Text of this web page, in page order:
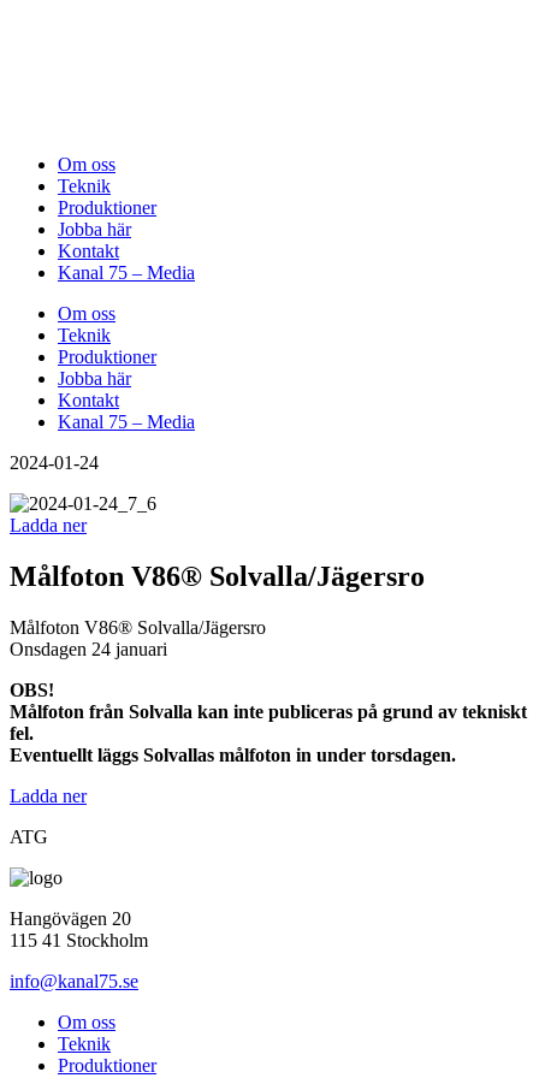
Om oss
Teknik
Produktioner
Jobba här
Kontakt
Kanal 75 – Media
Om oss
Teknik
Produktioner
Jobba här
Kontakt
Kanal 75 – Media
2024-01-24
Ladda ner
Målfoton V86® Solvalla/Jägersro
Målfoton V86® Solvalla/Jägersro
Onsdagen 24 januari
OBS!
Målfoton från Solvalla kan inte publiceras på grund av tekniskt
fel.
Eventuellt läggs Solvallas målfoton in under torsdagen.
Ladda ner
ATG
Hangövägen 20
115 41 Stockholm
info@kanal75.se
Om oss
Teknik
Produktioner